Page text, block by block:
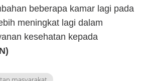
beberapa kamar lagi pada
meningkat lagi dalam
kesehatan kepada